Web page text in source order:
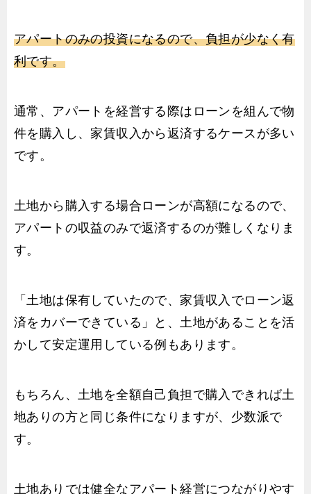
アパートのみの投資になるので、負担が少なく有
利です。
通常、アパートを経営する際はローンを組んで物
件を購入し、家賃収入から返済するケースが多い
です。
土地から購入する場合ローンが高額になるので、
アパートの収益のみで返済するのが難しくなりま
す。
「土地は保有していたので、家賃収入でローン返
済をカバーできている」と、土地があることを活
かして安定運用している例もあります。
もちろん、土地を全額自己負担で購入できれば土
地ありの方と同じ条件になりますが、少数派で
す。
土地ありでは健全なアパート経営につながりやす